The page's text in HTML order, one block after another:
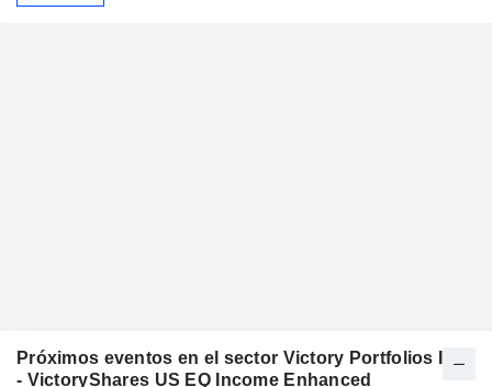
Próximos eventos en el sector Victory Portfolios II
- VictoryShares US EQ Income Enhanced